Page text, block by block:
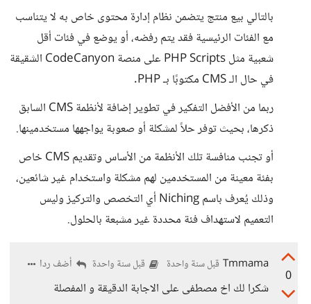
بالتالي بيع منتج يتضمن نظام إدارة محتوى خاص به لا يتناسب
مع الفئات الرئيسية فقد يتم رفضه، أو يوضع في فئات أقل
شعبية مثل PHP Scripts على منصة CodeCanyon الشقيقة
في حال الـ CMS مكتوبًا بـ PHP.
ربما من الأفضل التفكير في تطوير إضافة لأنظمة CMS السابق
ذكرها، بحيث توفر حلاً لمشكلة أو صعوبة يواجهها مستخدمينها.
أو تجنب منافسة تلك الأنظمة من الأساس وتقديم CMS خاص
بفئة معينة من المستخدمين لهم مشكلة واستخدام غير شائعين،
وذلك يُعرف باسم Niching أي التخصص والتركيز وليس
التعميم لاستهداف فئة محددة غير مشبعة بالحلول.
0
Tmmama قبل سنة واحدة قبل سنة واحدة أضف ردا
شكرا لك اخ مصطفى على الاجابة الدقيقة و المفصلة